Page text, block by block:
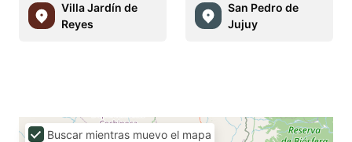
Villa Jardín de
Reyes
San Pedro de
Jujuy
Buscar mientras muevo el mapa